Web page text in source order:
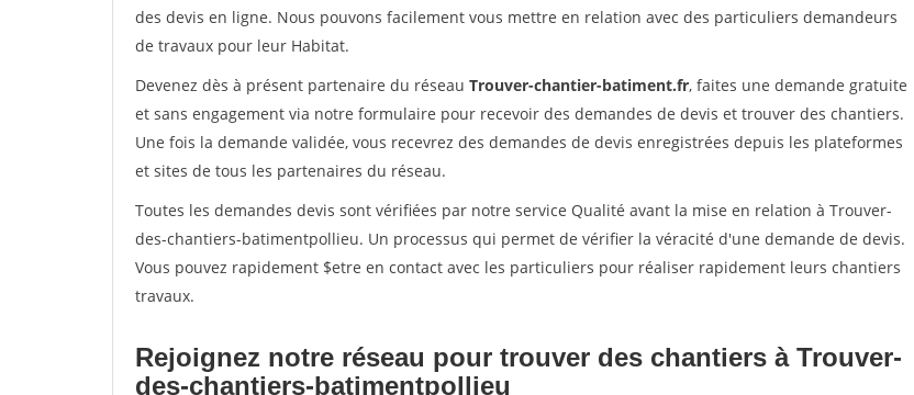
des devis en ligne. Nous pouvons facilement vous mettre en relation avec des particuliers demandeurs
de travaux pour leur Habitat.
Devenez dès à présent partenaire du réseau Trouver-chantier-batiment.fr, faites une demande gratuite
et sans engagement via notre formulaire pour recevoir des demandes de devis et trouver des chantiers.
Une fois la demande validée, vous recevrez des demandes de devis enregistrées depuis les plateformes
et sites de tous les partenaires du réseau.
Toutes les demandes devis sont vérifiées par notre service Qualité avant la mise en relation à Trouver-
des-chantiers-batimentpollieu. Un processus qui permet de vérifier la véracité d'une demande de devis.
Vous pouvez rapidement $etre en contact avec les particuliers pour réaliser rapidement leurs chantiers
travaux.
Rejoignez notre réseau pour trouver des chantiers à Trouver-
des-chantiers-batimentpollieu